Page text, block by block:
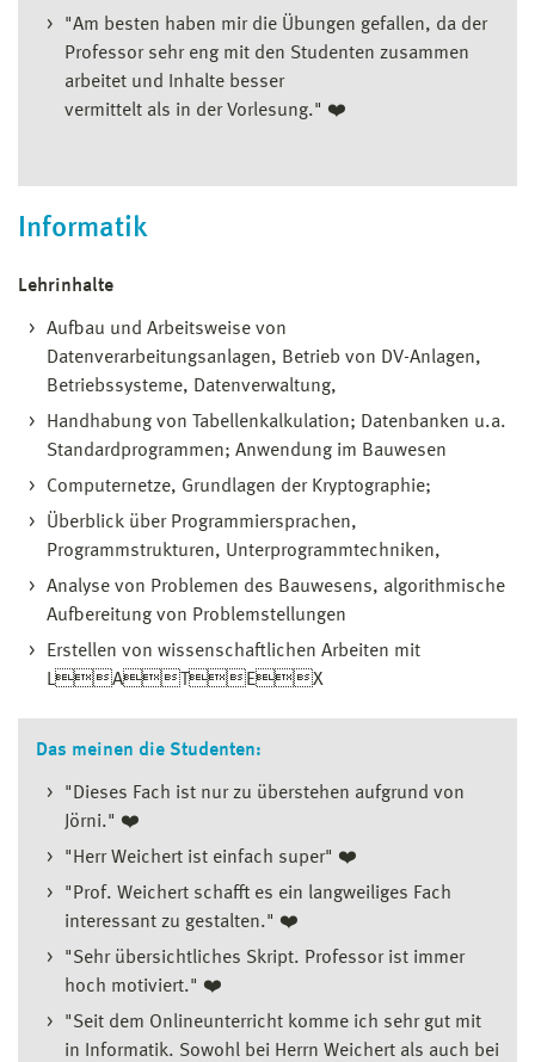
"Am besten haben mir die Übungen gefallen, da der
Professor sehr eng mit den Studenten zusammen
arbeitet und Inhalte besser
vermittelt als in der Vorlesung." ❤️
Informatik
Lehrinhalte
Aufbau und Arbeitsweise von
Datenverarbeitungsanlagen, Betrieb von DV-Anlagen,
Betriebssysteme, Datenverwaltung,
Handhabung von Tabellenkalkulation; Datenbanken u.a.
Standardprogrammen; Anwendung im Bauwesen
Computernetze, Grundlagen der Kryptographie;
Überblick über Programmiersprachen,
Programmstrukturen, Unterprogrammtechniken,
Analyse von Problemen des Bauwesens, algorithmische
Aufbereitung von Problemstellungen
Erstellen von wissenschaftlichen Arbeiten mit
LATEX
Das meinen die Studenten:
"Dieses Fach ist nur zu überstehen aufgrund von
Jörni." ❤️
"Herr Weichert ist einfach super" ❤️
"Prof. Weichert schafft es ein langweiliges Fach
interessant zu gestalten." ❤️
"Sehr übersichtliches Skript. Professor ist immer
hoch motiviert." ❤️
"Seit dem Onlineunterricht komme ich sehr gut mit
in Informatik. Sowohl bei Herrn Weichert als auch bei